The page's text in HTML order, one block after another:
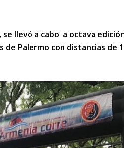
llevó a cabo la octava
de Palermo con distancias de